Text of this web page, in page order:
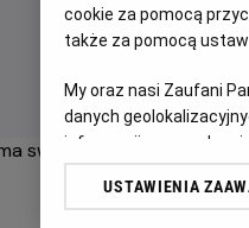
cookie za pomocą
także za pomocą
My oraz nasi Zaufani
danych
informacji na
odbiorców i ulepszanie
USTAWIENIA